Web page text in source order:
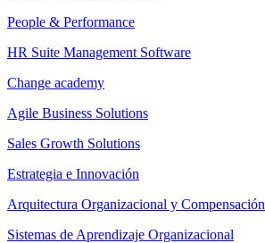
People & Performance
HR Suite Management Software
Change academy
Agile Business Solutions
Sales Growth Solutions
Estrategia e Innovación
Arquitectura Organizacional y Compensación
Sistemas de Aprendizaje Organizacional